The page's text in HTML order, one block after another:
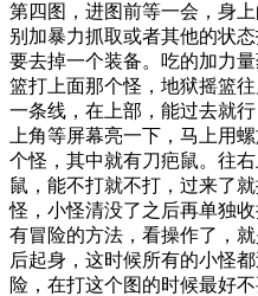
第四图，进图前等一会，身
别加暴力抓取或者其他的状
要去掉一个装备。吃的加力
篮打上面那个怪，地狱摇篮
一条线，在上部，能过去就
上角等屏幕亮一下，马上用
个怪，其中就有刀疤鼠。往
鼠，能不打就不打，过来了
怪，小怪清没了之后再单独
有冒险的方法，看操作了，
后起身，这时候所有的小怪
险，在打这个图的时候最好